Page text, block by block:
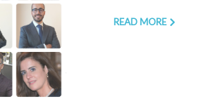
READ MORE